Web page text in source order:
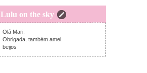
Lulu on the sky
terça-feira, junho 11, 2024
Olá Mari,
Obrigada, também amei.
beijos